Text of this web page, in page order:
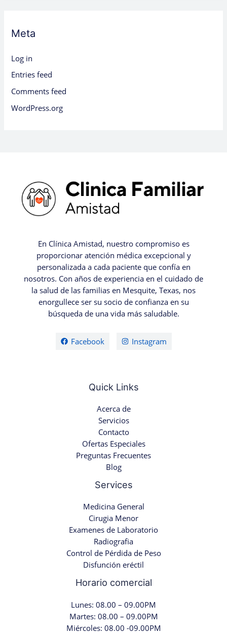
Meta
Log in
Entries feed
Comments feed
WordPress.org
En Clínica Amistad, nuestro compromiso es
proporcionar atención médica excepcional y
personalizada a cada paciente que confía en
nosotros. Con años de experiencia en el cuidado de
la salud de las familias en Mesquite, Texas, nos
enorgullece ser su socio de confianza en su
búsqueda de una vida más saludable.
Facebook Instagram
Quick Links
Acerca de
Servicios
Contacto
Ofertas Especiales
Preguntas Frecuentes
Blog
Services
Medicina General
Cirugia Menor
Examenes de Laboratorio
Radiografia
Control de Pérdida de Peso
Disfunción eréctil
Horario comercial
Lunes: 08.00 – 09.00PM
Martes: 08.00 – 09.00PM
Miércoles: 08.00 -09.00PM